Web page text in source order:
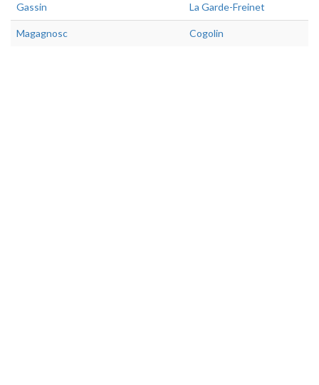
Gassin La Garde-Freinet
Magagnosc Cogolin